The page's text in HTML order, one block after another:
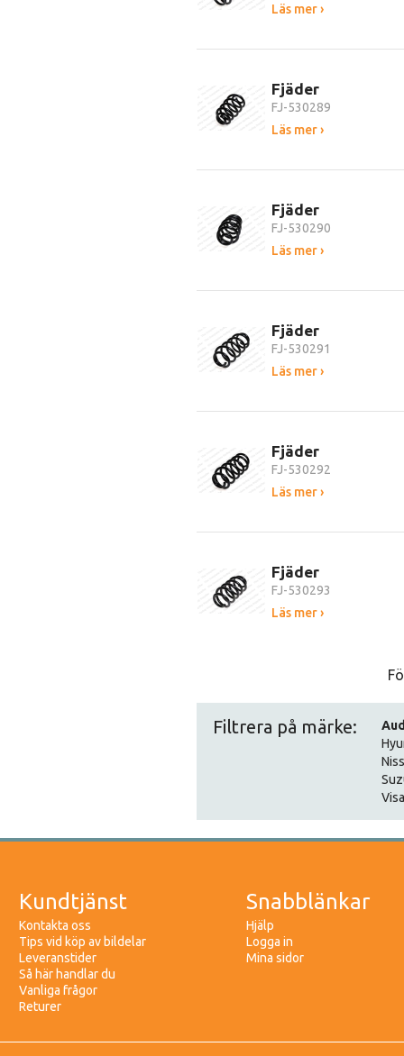
Läs mer ›
Fjäder
FJ-530289
Läs mer ›
Fjäder
FJ-530290
Läs mer ›
Fjäder
FJ-530291
Läs mer ›
Fjäder
FJ-530292
Läs mer ›
Fjäder
FJ-530293
Läs mer ›
Filtrera på märke:
Kundtjänst
Kontakta oss
Tips vid köp av bildelar
Leveranstider
Så här handlar du
Vanliga frågor
Returer
Snabblänkar
Hjälp
Logga in
Mina sidor